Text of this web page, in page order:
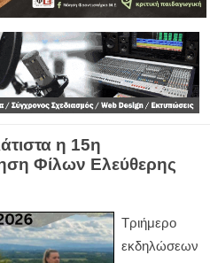
η 15η
Φίλων Ελεύθερης
Τριήμερο
εκδηλώσεων